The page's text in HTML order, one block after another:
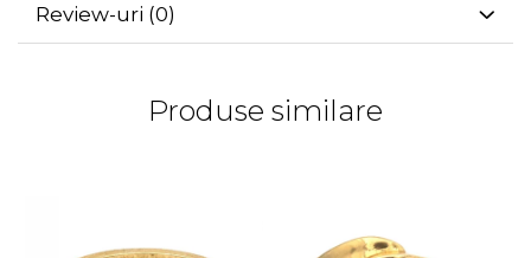
Review-uri (0)
Produse similare